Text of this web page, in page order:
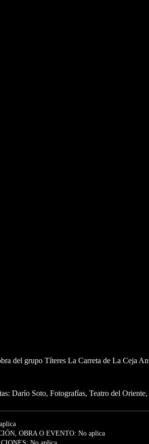
del grupo Títeres La Carreta de La Ceja
Darío Soto Fotografías Teatro del Oriente
OBRA O EVENTO: No aplica